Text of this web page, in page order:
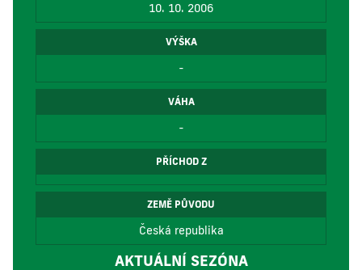
10. 10. 2006
VÝŠKA
-
VÁHA
-
PŘÍCHOD Z
ZEMĚ PŮVODU
Česká republika
AKTUÁLNÍ SEZÓNA